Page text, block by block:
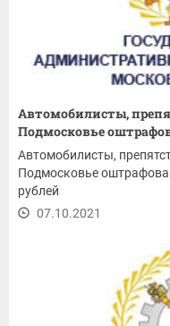
Автомобилисты,
Подмосковье
Автомобилисты,
Подмосковье
рублей
07.10.2021